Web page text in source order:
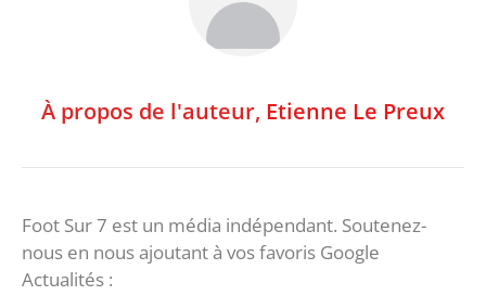
À propos de l'auteur, Etienne Le Preux
Foot Sur 7 est un média indépendant. Soutenez-
nous en nous ajoutant à vos favoris Google
Actualités :